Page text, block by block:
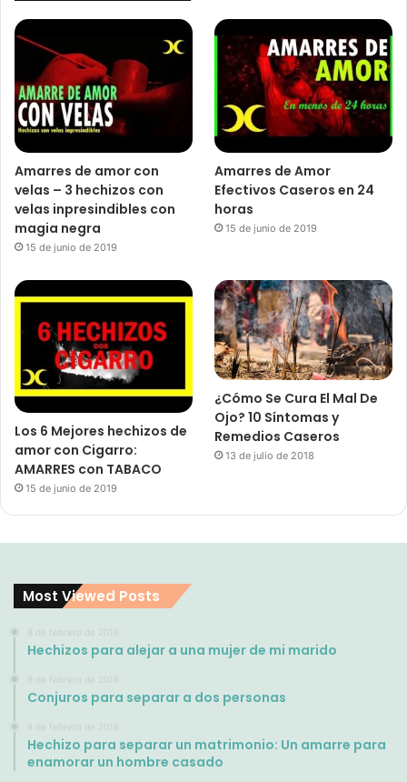
Amarres de amor con
velas – 3 hechizos con
velas inpresindibles con
magia negra
15 de junio de 2019
Amarres de Amor
Efectivos Caseros en 24
horas
15 de junio de 2019
Los 6 Mejores hechizos de
amor con Cigarro:
AMARRES con TABACO
15 de junio de 2019
¿Cómo Se Cura El Mal De
Ojo? 10 Síntomas y
Remedios Caseros
13 de julio de 2018
Most Viewed Posts
8 de febrero de 2016
Hechizos para alejar a una mujer de mi marido
8 de febrero de 2016
Conjuros para separar a dos personas
8 de febrero de 2016
Hechizo para separar un matrimonio: Un amarre para
enamorar un hombre casado